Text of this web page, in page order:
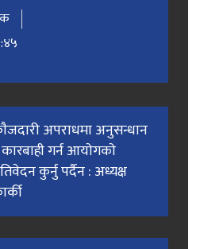
अपराधमा अनुसन्धान
गर्न आयाेगकाे
कुर्नु पर्दैन : अध्यक्ष